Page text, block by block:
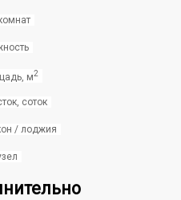
м2
соток
/ лоджия